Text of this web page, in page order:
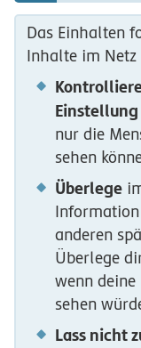
Das Einhalten
Inhalte im Netz
Einstellung
nur die
sehen
Überlege
anderen
Überlege
wenn
sehen
Lass nicht